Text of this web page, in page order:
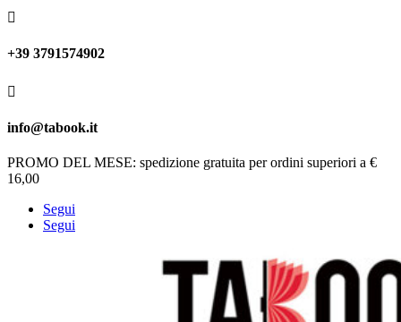

+39 3791574902

info@tabook.it
PROMO DEL MESE: spedizione gratuita per ordini superiori a €
16,00
Segui
Segui